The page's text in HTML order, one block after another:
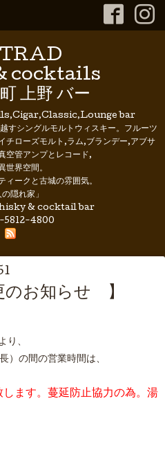
cocktails
上野 バー
bar
すシングルモルトウィスキー。フルーツ
チローズモルト,ラム,ブランデー,アブサ
空管アンプとレコード,
世界空間。
ィークと古城の雰囲気。
の隠れ家」
& cocktail bar
5812-4800
のお知らせ 】
り、
）の間の営業時間は、
ます。蔓延防止協力の為。湯